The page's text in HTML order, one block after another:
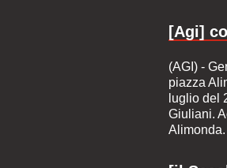
[Agi]
(AGI) -
piazza
luglio del
Giuliani.
Alimonda.